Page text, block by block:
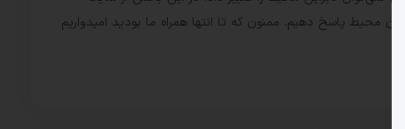
محیط پاسخ دهیم. ممنون که تا انتها همراه ما بودید امیدواریم